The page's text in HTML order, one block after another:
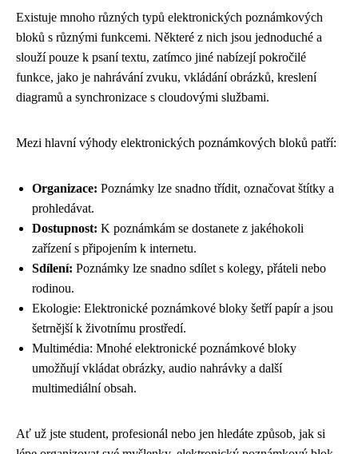
Existuje mnoho různých typů elektronických poznámkových
bloků s různými funkcemi. Některé z nich jsou jednoduché a
slouží pouze k psaní textu, zatímco jiné nabízejí pokročilé
funkce, jako je nahrávání zvuku, vkládání obrázků, kreslení
diagramů a synchronizace s cloudovými službami.
Mezi hlavní výhody elektronických poznámkových bloků patří:
Organizace: Poznámky lze snadno třídit, označovat štítky a
prohledávat.
Dostupnost: K poznámkám se dostanete z jakéhokoli
zařízení s připojením k internetu.
Sdílení: Poznámky lze snadno sdílet s kolegy, přáteli nebo
rodinou.
Ekologie: Elektronické poznámkové bloky šetří papír a jsou
šetrnější k životnímu prostředí.
Multimédia: Mnohé elektronické poznámkové bloky
umožňují vkládat obrázky, audio nahrávky a další
multimediální obsah.
Ať už jste student, profesionál nebo jen hledáte způsob, jak si